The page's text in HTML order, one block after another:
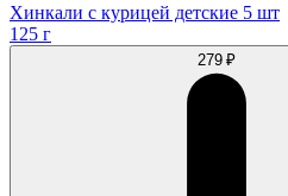
Хинкали с курицей детские 5 шт
125 г
279 ₽